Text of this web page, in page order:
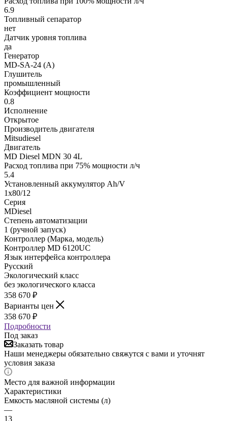
6.9
Топливный сепаратор
нет
Датчик уровня топлива
да
Генератор
MD-SA-24 (A)
Глушитель
промышленный
Коэффициент мощности
0.8
Исполнение
Открытое
Производитель двигателя
Mitsudiesel
Двигатель
MD Diesel MDN 30 4L
Расход топлива при 75% мощности л/ч
5.4
Установленный аккумулятор Ah/V
1x80/12
Серия
MDiesel
Степень автоматизации
1 (ручной запуск)
Контроллер (Марка, модель)
Контроллер MD 6120UC
Язык интерфейса контроллера
Русский
Экологический класс
без экологического класса
358 670 ₽
Варианты цен
358 670 ₽
Подробности
Под заказ
Заказать товар
Наши менеджеры обязательно свяжутся с вами и уточнят
условия заказа
Место для важной информации
Характеристики
Емкость масляной системы (л)
—
13